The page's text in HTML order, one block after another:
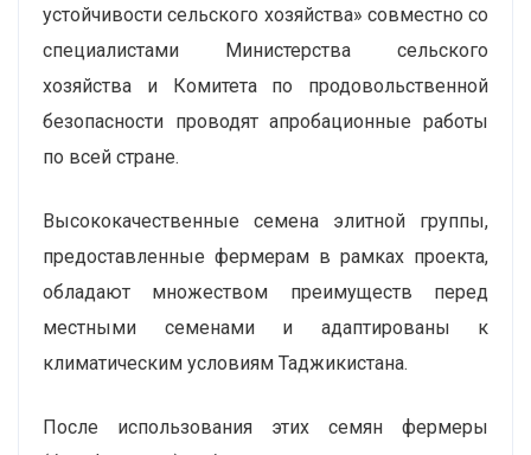
устойчивости сельского хозяйства» совместно со
специалистами Министерства сельского
хозяйства и Комитета по продовольственной
безопасности проводят апробационные работы
по всей стране.
Высококачественные семена элитной группы,
предоставленные фермерам в рамках проекта,
обладают множеством преимуществ перед
местными семенами и адаптированы к
климатическим условиям Таджикистана.
После использования этих семян фермеры